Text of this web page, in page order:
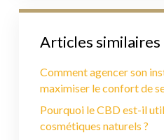
Articles similaires
Comment agencer son
maximiser le confort de
Pourquoi le CBD est-il
cosmétiques naturels ?